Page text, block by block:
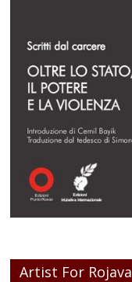
Artist For Rojava